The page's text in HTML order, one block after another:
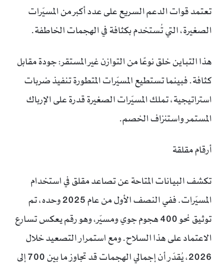
تعتمد قوات الدعم السريع على عدد أكبر من المسيّرات
الصغيرة، التي تُستخدم بكثافة في الهجمات الخاطفة.
هذا التباين خلق نوعًا من التوازن غير المستقر: جودة مقابل
كثافة. فبينما تستطيع المسيّرات المتطورة تنفيذ ضربات
استراتيجية، تملك المسيّرات الصغيرة قدرة على الإرباك
المستمر واستنزاف الخصم.
أرقام مقلقة
تكشف البيانات المتاحة عن تصاعد مقلق في استخدام
المسيّرات. ففي النصف الأول من عام 2025 وحده، تم
توثيق نحو 400 هجوم جوي ومسيّر، وهو رقم يعكس تسارع
الاعتماد على هذا السلاح. ومع استمرار التصعيد خلال
2026، يُقدّر أن إجمالي الهجمات قد تجاوز ما بين 700 إلى